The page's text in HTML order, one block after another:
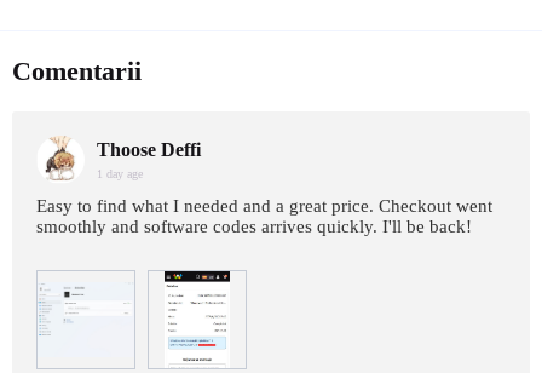
Comentarii
Thoose Deffi
1 day age
Easy to find what I needed and a great price. Checkout went
smoothly and software codes arrives quickly. I'll be back!